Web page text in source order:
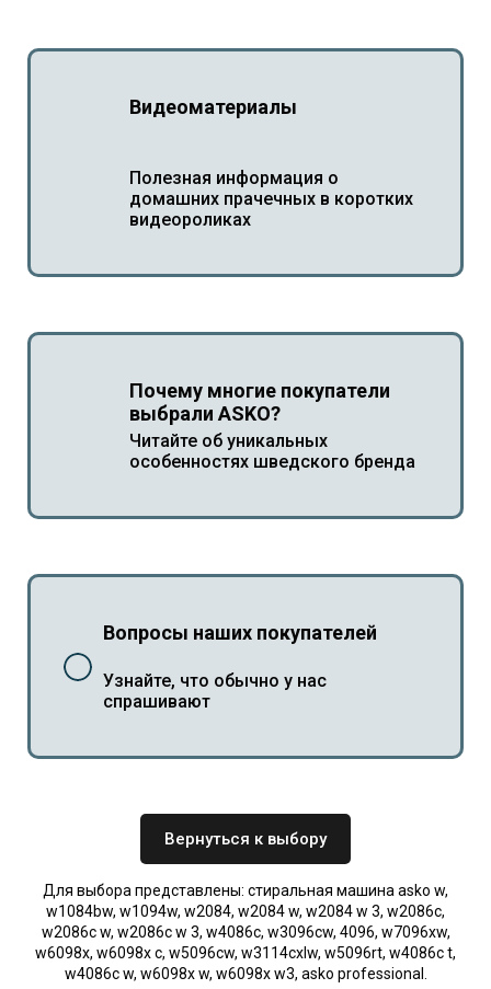
Видеоматериалы
Полезная информация о
домашних прачечных в коротких
видеороликах
Почему многие покупатели
выбрали ASKO?
Читайте об уникальных
особенностях шведского бренда
Вопросы наших покупателей
Узнайте, что обычно у нас
спрашивают
Вернуться к выбору
Для выбора представлены: стиральная машина asko w,
w1084bw, w1094w, w2084, w2084 w, w2084 w 3, w2086c,
w2086c w, w2086c w 3, w4086c, w3096cw, 4096, w7096xw,
w6098x, w6098x c, w5096cw, w3114cxlw, w5096rt, w4086c t,
w4086c w, w6098x w, w6098x w3, asko professional.